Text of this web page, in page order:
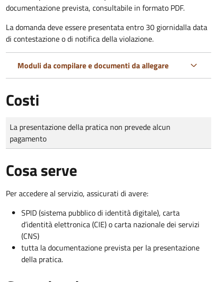
documentazione prevista, consultabile in formato PDF.
La domanda deve essere presentata entro 30 giornidalla data
di contestazione o di notifica della violazione.
Moduli da compilare e documenti da allegare
Costi
Tipo di pagamento
Importo
La presentazione della pratica non prevede alcun
pagamento
Cosa serve
Per accedere al servizio, assicurati di avere:
SPID (sistema pubblico di identità digitale), carta
d’identità elettronica (CIE) o carta nazionale dei servizi
(CNS)
tutta la documentazione prevista per la presentazione
della pratica.